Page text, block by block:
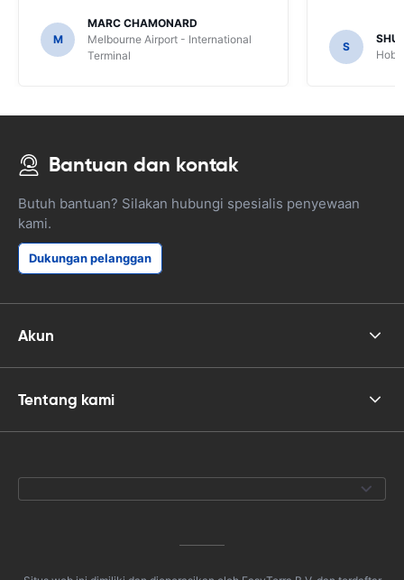
M
MARC CHAMONARD
Melbourne Airport - International
Terminal
S
Bantuan dan kontak
Butuh bantuan? Silakan hubungi spesialis penyewaan
kami.
Dukungan pelanggan
Akun
Tentang kami